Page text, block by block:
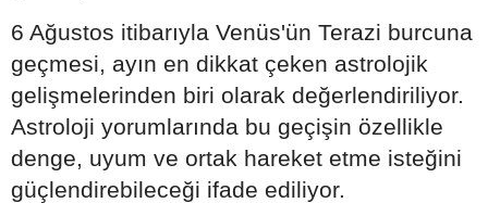
6 Ağustos itibarıyla Venüs'ün Terazi burcuna
geçmesi, ayın en dikkat çeken astrolojik
gelişmelerinden biri olarak değerlendiriliyor.
Astroloji yorumlarında bu geçişin özellikle
denge, uyum ve ortak hareket etme isteğini
güçlendirebileceği ifade ediliyor.